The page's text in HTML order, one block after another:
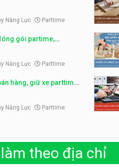
Năng Lực Parttime
gói partime,
Năng Lực Parttime
hàng, giữ xe parttime
Năng Lực Parttime
theo địa chỉ